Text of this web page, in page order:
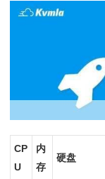
CP
U
内
存
硬盘